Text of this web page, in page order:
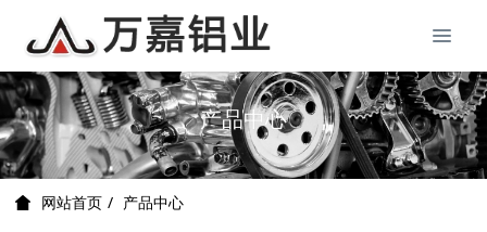
产品中心
网站首页 产品中心